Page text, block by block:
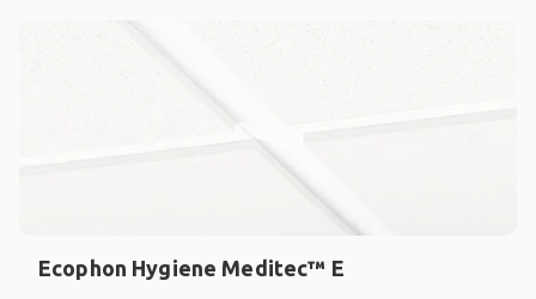
Ecophon Hygiene Meditec™ E